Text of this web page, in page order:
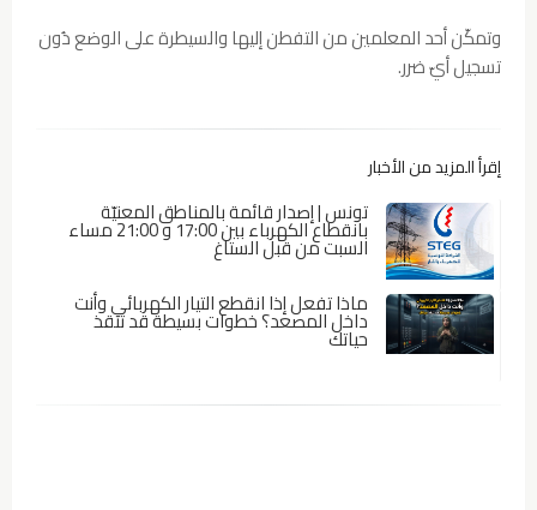
وتمكّن أحد المعلمين من التفطن إليها والسيطرة على الوضع دُون
تسجيل أيّ ضرر.
إقرأ المزيد من الأخبار
تونس | إصدار قائمة بالمناطق المعنيّة
بانقطاع الكهرباء بين 17:00 و 21:00 مساء
السبت من قبل الستاغ
ماذا تفعل إذا انقطع التيار الكهربائي وأنت
داخل المصعد؟ خطوات بسيطة قد تنقذ
حياتك